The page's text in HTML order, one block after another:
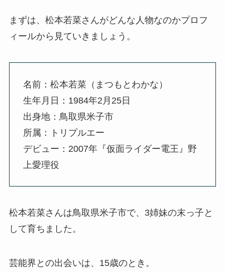
年収や仕事は？結婚相手との
馴れ初めも調査！
まずは、松本若菜さんがどんな人物なのかプロフ
ィールから見ていきましょう。
名前：松本若菜（まつもとわかな）
生年月日：1984年2月25日
出身地：鳥取県米子市
所属：トリプルエー
デビュー：2007年『仮面ライダー電王』野
上愛理役
松本若菜さんは鳥取県米子市で、3姉妹の末っ子と
して育ちました。
芸能界との出会いは、15歳のとき。